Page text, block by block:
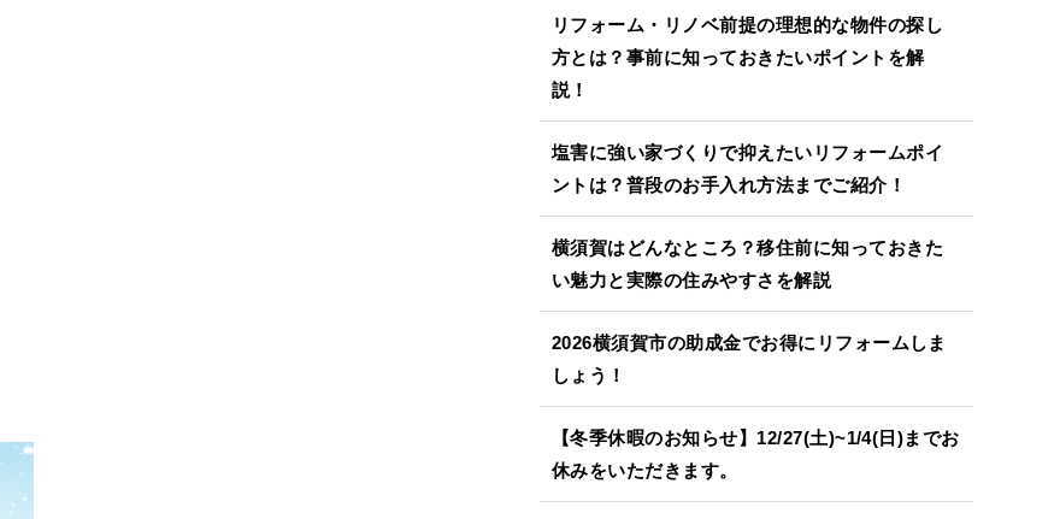
リフォーム・リノベ前提の理想的な物件の探し
方とは？事前に知っておきたいポイントを解
説！
塩害に強い家づくりで抑えたいリフォームポイ
ントは？普段のお手入れ方法までご紹介！
横須賀はどんなところ？移住前に知っておきた
い魅力と実際の住みやすさを解説
2026横須賀市の助成金でお得にリフォームしま
しょう！
【冬季休暇のお知らせ】12/27(土)~1/4(日)までお
休みをいただきます。